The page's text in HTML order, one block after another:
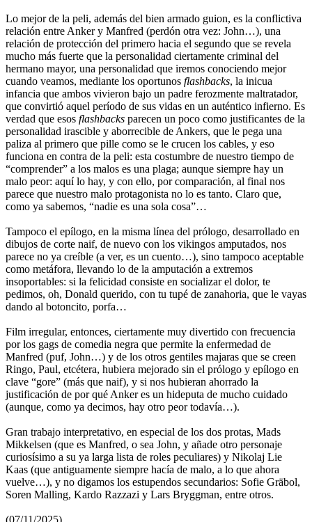
Lo mejor de la peli, además del bien armado guion, es la conflictiva
relación entre Anker y Manfred (perdón otra vez: John…), una
relación de protección del primero hacia el segundo que se revela
mucho más fuerte que la personalidad ciertamente criminal del
hermano mayor, una personalidad que iremos conociendo mejor
cuando veamos, mediante los oportunos flashbacks, la inicua
infancia que ambos vivieron bajo un padre ferozmente maltratador,
que convirtió aquel período de sus vidas en un auténtico infierno. Es
verdad que esos flashbacks parecen un poco como justificantes de la
personalidad irascible y aborrecible de Ankers, que le pega una
paliza al primero que pille como se le crucen los cables, y eso
funciona en contra de la peli: esta costumbre de nuestro tiempo de
“comprender” a los malos es una plaga; aunque siempre hay un
malo peor: aquí lo hay, y con ello, por comparación, al final nos
parece que nuestro malo protagonista no lo es tanto. Claro que,
como ya sabemos, “nadie es una sola cosa”…
Tampoco el epílogo, en la misma línea del prólogo, desarrollado en
dibujos de corte naif, de nuevo con los vikingos amputados, nos
parece no ya creíble (a ver, es un cuento…), sino tampoco aceptable
como metáfora, llevando lo de la amputación a extremos
insoportables: si la felicidad consiste en socializar el dolor, te
pedimos, oh, Donald querido, con tu tupé de zanahoria, que le vayas
dando al botoncito, porfa…
Film irregular, entonces, ciertamente muy divertido con frecuencia
por los gags de comedia negra que permite la enfermedad de
Manfred (puf, John…) y de los otros gentiles majaras que se creen
Ringo, Paul, etcétera, hubiera mejorado sin el prólogo y epílogo en
clave “gore” (más que naif), y si nos hubieran ahorrado la
justificación de por qué Anker es un hideputa de mucho cuidado
(aunque, como ya decimos, hay otro peor todavía…).
Gran trabajo interpretativo, en especial de los dos protas, Mads
Mikkelsen (que es Manfred, o sea John, y añade otro personaje
curiosísimo a su ya larga lista de roles peculiares) y Nikolaj Lie
Kaas (que antiguamente siempre hacía de malo, a lo que ahora
vuelve…), y no digamos los estupendos secundarios: Sofie Gräbol,
Soren Malling, Kardo Razzazi y Lars Bryggman, entre otros.
(07/11/2025)